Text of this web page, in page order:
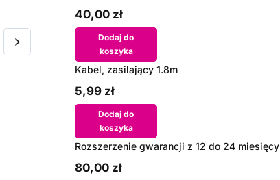
40,00 zł
Dodaj do
koszyka
Kabel, zasilający 1.8m
5,99 zł
Dodaj do
koszyka
Rozszerzenie gwarancji z 12 do 24 miesięcy
80,00 zł